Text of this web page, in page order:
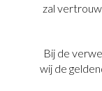
zal
Bij de
wij de